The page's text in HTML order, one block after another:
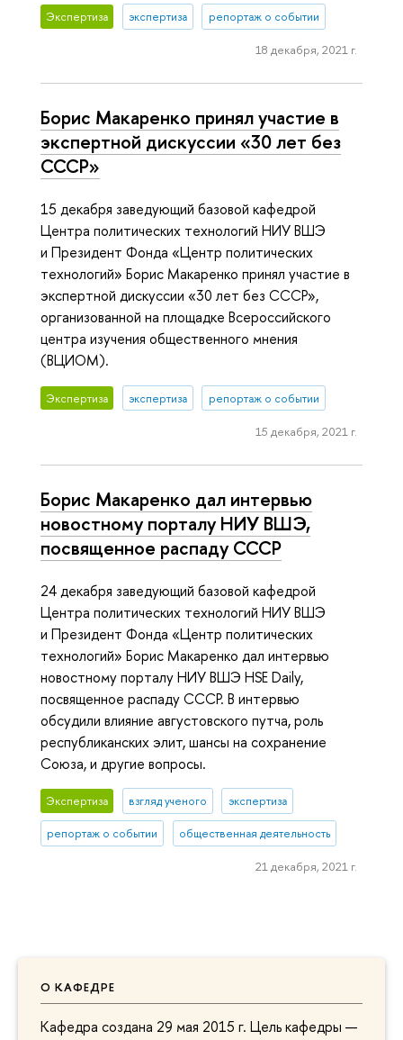
О КАФЕДРЕ
Кафедра создана 29 мая 2015 г. Цель кафедры —
Экспертиза экспертиза репортаж о событии
18 декабря, 2021 г.
Борис Макаренко принял участие в
экспертной дискуссии «30 лет без
СССР»
15 декабря заведующий базовой кафедрой
Центра политических технологий НИУ ВШЭ
и Президент Фонда «Центр политических
технологий» Борис Макаренко принял участие в
экспертной дискуссии «30 лет без СССР»,
организованной на площадке Всероссийского
центра изучения общественного мнения
(ВЦИОМ).
Экспертиза экспертиза репортаж о событии
15 декабря, 2021 г.
Борис Макаренко дал интервью
новостному порталу НИУ ВШЭ,
посвященное распаду CCCР
24 декабря заведующий базовой кафедрой
Центра политических технологий НИУ ВШЭ
и Президент Фонда «Центр политических
технологий» Борис Макаренко дал интервью
новостному порталу НИУ ВШЭ HSE Daily,
посвященное распаду СССР. В интервью
обсудили влияние августовского путча, роль
республиканских элит, шансы на сохранение
Союза, и другие вопросы.
Экспертиза взгляд ученого экспертиза
репортаж о событии общественная деятельность
21 декабря, 2021 г.